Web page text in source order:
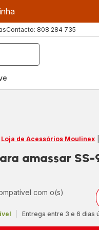
Contacto: 808 284 735
Loja de Acessórios Moulinex
amassar SS-
com o(s)
Entrega entre 3 e 6 dias